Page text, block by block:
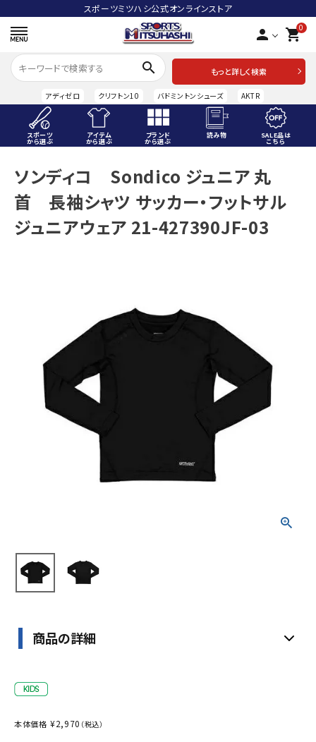
スポーツミツハシ公式オンラインストア
person 0
shopping_cart
search
もっと詳しく検索
アディゼロ クリフトン10 バドミントンシューズ AKTR
スポーツ
から選ぶ
アイテム
から選ぶ
ブランド
から選ぶ
読み物 SALE品は
こちら
ACCOUNT MENU
ようこそ ゲスト 様
meeting_room ログイン person 会員登録
ブランドから選ぶ
SALE品はこちら
INFORMATIOM
ソンディコ Sondico ジュニア 丸
首 長袖シャツ サッカー・フットサル
ジュニアウェア 21-427390JF-03
商品の詳細
本体価格 ¥2,970 （税込）